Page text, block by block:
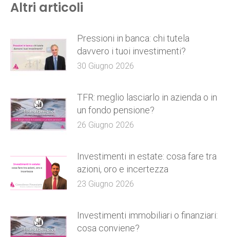
Altri articoli
Pressioni in banca: chi tutela
davvero i tuoi investimenti?
30 Giugno 2026
TFR: meglio lasciarlo in azienda o in
un fondo pensione?
26 Giugno 2026
Investimenti in estate: cosa fare tra
azioni, oro e incertezza
23 Giugno 2026
Investimenti immobiliari o finanziari:
cosa conviene?